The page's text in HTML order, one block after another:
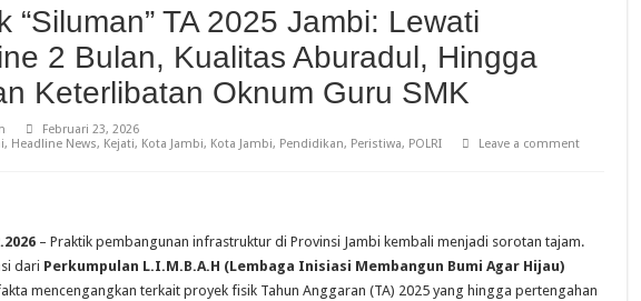
“Siluman” TA 2025 Jambi: Lewati
2 Bulan, Kualitas Aburadul, Hingga
Keterlibatan Oknum Guru SMK
Februari 23, 2026
, Headline News, Kejati, Kota Jambi, Kota Jambi, Pendidikan, Peristiwa, POLRI
Leave a comment
– Praktik pembangunan infrastruktur di Provinsi Jambi kembali menjadi sorotan tajam.
dari Perkumpulan L.I.M.B.A.H (Lembaga Inisiasi Membangun Bumi Agar Hijau)
mencengangkan terkait proyek fisik Tahun Anggaran (TA) 2025 yang hingga pertengahan